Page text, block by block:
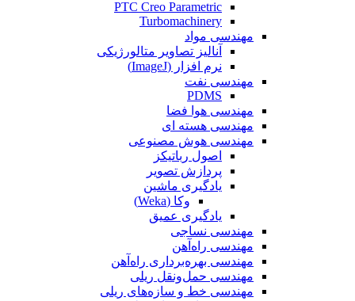
PTC Creo Parametric
Turbomachinery
مهندسی مواد
آنالیز تصاویر متالورژیکی
نرم افزار (ImageJ)
مهندسی نفت
PDMS
مهندسی هوا فضا
مهندسی هسته ای
مهندسی هوش مصنوعی
اصول رباتیکز
پردازش تصویر
یادگیری ماشین
وکا (Weka)
یادگیری عمیق
مهندسی نساجی
مهندسی راه‌آهن
مهندسی بهره‌برداری راه‌آهن
مهندسی حمل‌ونقل ریلی
مهندسی خط و سازه‌های ریلی